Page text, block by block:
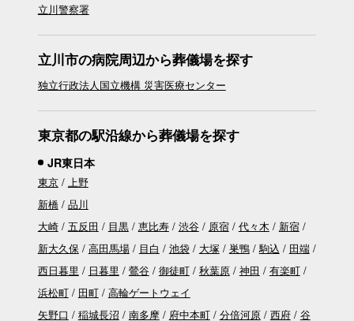
立川警察署
立川市の病院周辺から葬儀場を探す
独立行政法人国立機構 災害医療センター
東京都の駅沿線から葬儀場を探す
JR東日本
東京
上野
新橋
品川
大崎
五反田 目黒 恵比寿 渋谷 原宿 代々木
新宿
新大久保
高田馬場 目白 池袋 大塚 巣鴨 駒込
田端
西日暮里
日暮里 鶯谷 御徒町 秋葉原 神田
有楽町
浜松町
田町
高輪ゲートウェイ
矢野口
稲城長沼 南多摩 府中本町 分倍河原 西府
谷